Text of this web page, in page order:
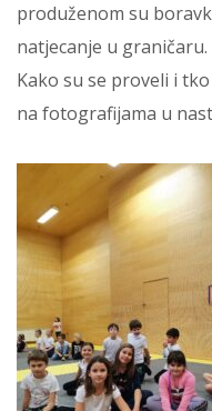
produženom su
natjecanje u graničaru.
Kako su se proveli i
na fotografijama u